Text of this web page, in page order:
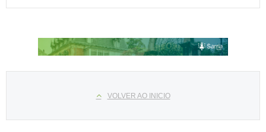
VOLVER AO INICIO